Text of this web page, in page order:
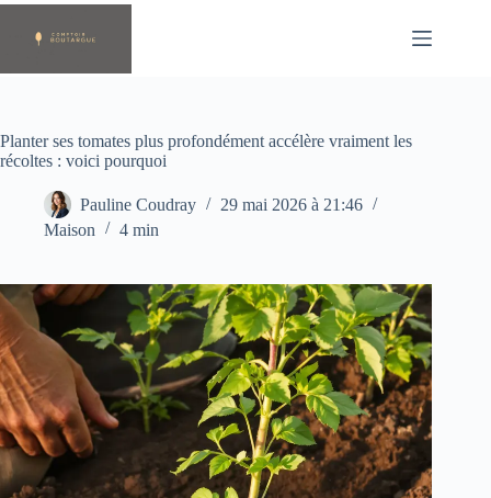
Passer
contenu
Planter ses tomates plus profondément accélère vraiment les
récoltes : voici pourquoi
Pauline Coudray
29 mai 2026 à 21:46
Maison
4 min